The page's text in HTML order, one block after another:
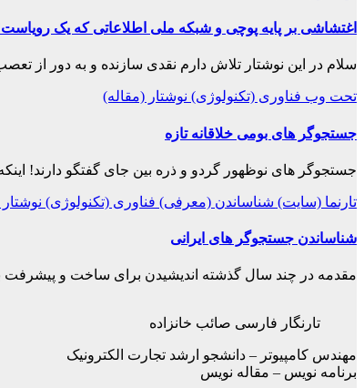
اغتشاشی بر پایه پوچی و شبکه ملی اطلاعاتی که یک
سلام در این نوشتار تلاش دارم نقدی سازنده و به دور از
تحت وب فناوری (تکنولوژی) نوشتار (مقاله)
جستجوگر های بومی خلاقانه تازه
جستجوگر های نوظهور گردو و ذره بین جای گفتگو دارند!
تارنما (سایت) شناساندن (معرفی) فناوری (تکنولوژی)
شناساندن جستجوگر های ایرانی
مقدمه در چند سال گذشته اندیشیدن برای ساخت و
تارنگار فارسی صائب خانزاده
مهندس کامپیوتر – دانشجو ارشد تجارت الکترونیک
برنامه نویس – مقاله نویس